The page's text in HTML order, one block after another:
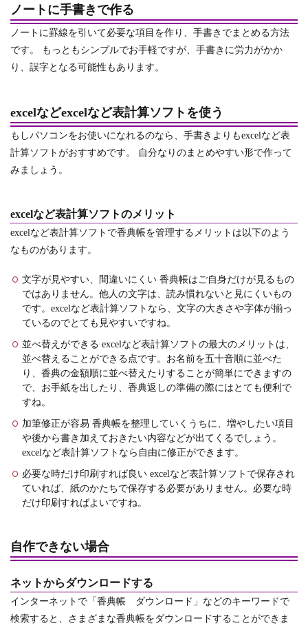
ノートに手書きで作る
ノートに罫線を引いて必要な項目を作り、手書きでまとめる方法
です。
もっともシンプルでお手軽ですが、手書きに労力がかか
り、誤字となる可能性もあります。
excelなどexcelなど表計算ソフトを使う
もしパソコンをお使いになれるのなら、手書きよりもexcelなど表
計算ソフトがおすすめです。
自分なりのまとめやすい形で作って
みましょう。
excelなど表計算ソフトのメリット
excelなど表計算ソフトで香典帳を管理するメリットは以下のよう
なものがあります。
文字が見やすい、間違いにくい 香典帳はご自身だけが見るもの
ではありません。他人の文字は、読み慣れないと見にくいもの
です。excelなど表計算ソフトなら、文字の大きさや字体が揃っ
ているのでとても見やすいですね。
並べ替えができる excelなど表計算ソフトの最大のメリットは、
並べ替えることができる点です。お名前を五十音順に並べた
り、香典の金額順に並べ替えたりすることが簡単にできますの
で、お手紙を出したり、香典返しの準備の際にはとても便利で
すね。
加筆修正が容易 香典帳を整理していくうちに、増やしたい項目
や後から書き加えておきたい内容などが出てくるでしょう。
excelなど表計算ソフトなら自由に修正ができます。
必要な時だけ印刷すれば良い excelなど表計算ソフトで保存され
ていれば、紙のかたちで保存する必要がありません。必要な時
だけ印刷すればよいですね。
自作できない場合
ネットからダウンロードする
インターネットで「香典帳 ダウンロード」などのキーワードで
検索すると、さまざまな香典帳をダウンロードすることができま